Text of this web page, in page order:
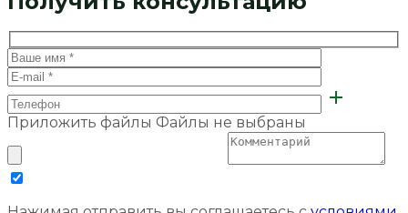
Приложить файлы Файлы не выбраны